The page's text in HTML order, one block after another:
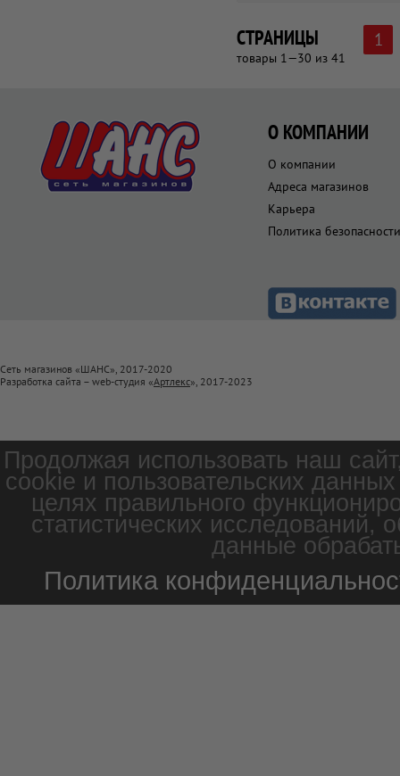
СТРАНИЦЫ
товары 1—30 из 41
1
О КОМПАНИИ
О компании
Адреса магазинов
Карьера
Политика безопасности
Сеть магазинов «ШАНС», 2017-2020
Разработка сайта – web-студия «Артлекс», 2017-2023
Продолжая использовать наш
cookie и пользовательских
целях правильного
статистических
данные
Политика